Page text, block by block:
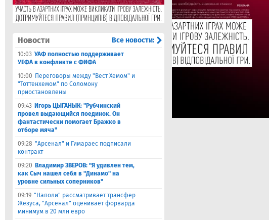
Новости Все новости:
10:03 УАФ полностью поддерживает
УЕФА в конфликте с ФИФА
10:00 Переговоры между "Вест Хемом" и
"Тоттенхемом" по Соломону
приостановлены
09:43 Игорь ЦЫГАНЫК: "Рубчинский
провел выдающийся поединок. Он
фантастически помогает Бражко в
отборе мяча"
09:28 ​"Арсенал" и Гимараес подписали
контракт
09:20 Владимир ЗВЕРОВ: "Я удивлен тем,
как Сыч нашел себя в "Динамо" на
уровне сильных соперников"
09:19 "Наполи" рассматривает трансфер
Жезуса, "Арсенал" оценивает форварда
минимум в 20 млн евро